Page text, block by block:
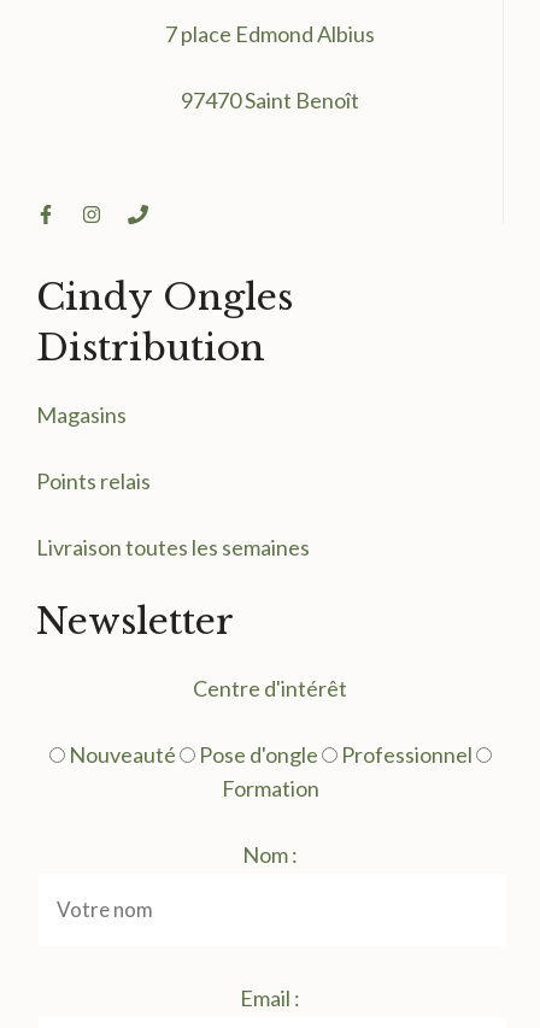
7 place Edmond Albius
97470 Saint Benoît
Cindy Ongles
Distribution
Magasins
Points relais
Livraison toutes les semaines
Newsletter
Centre d'intérêt
Nouveauté Pose d'ongle
Professionnel
Formation
Nom :
Email :